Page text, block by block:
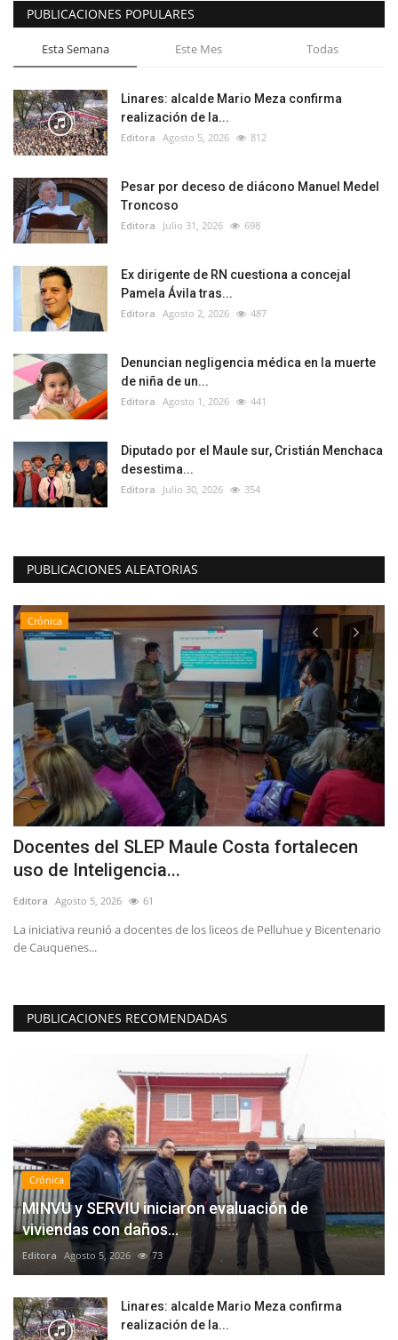
PUBLICACIONES POPULARES
Esta Semana Este Mes Todas
Linares: alcalde Mario Meza confirma
realización de la...
Editora Agosto 5, 2026 812
Pesar por deceso de diácono Manuel Medel
Troncoso
Editora Julio 31, 2026 698
Ex dirigente de RN cuestiona a concejal
Pamela Ávila tras...
Editora Agosto 2, 2026 487
Denuncian negligencia médica en la muerte
de niña de un...
Editora Agosto 1, 2026 441
Diputado por el Maule sur, Cristián Menchaca
desestima...
Editora Julio 30, 2026 354
PUBLICACIONES ALEATORIAS
Crónica
Docentes del SLEP Maule Costa fortalecen
uso de Inteligencia...
Editora Agosto 5, 2026 61
La iniciativa reunió a docentes de los liceos de Pelluhue y Bicentenario
de Cauquenes...
PUBLICACIONES RECOMENDADAS
Crónica
MINVU y SERVIU iniciaron evaluación de
viviendas con daños...
Editora Agosto 5, 2026 73
Linares: alcalde Mario Meza confirma
realización de la...